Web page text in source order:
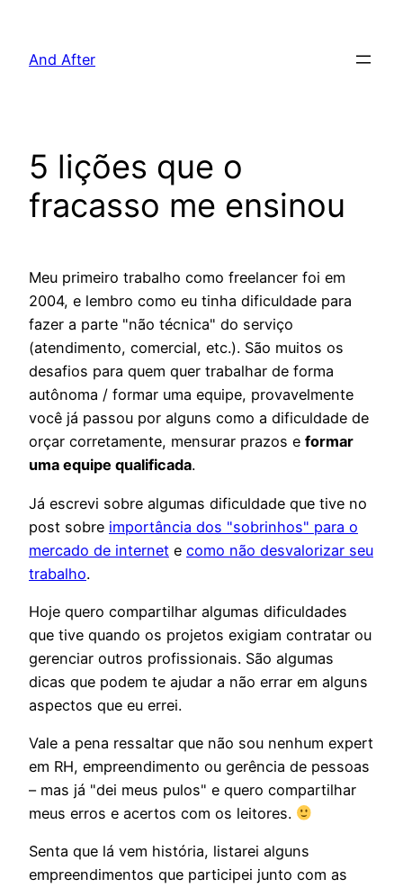
And After
5 lições que o
fracasso me ensinou
Meu primeiro trabalho como freelancer foi em
2004, e lembro como eu tinha dificuldade para
fazer a parte "não técnica" do serviço
(atendimento, comercial, etc.). São muitos os
desafios para quem quer trabalhar de forma
autônoma / formar uma equipe, provavelmente
você já passou por alguns como a dificuldade de
orçar corretamente, mensurar prazos e formar
uma equipe qualificada.
Já escrevi sobre algumas dificuldade que tive no
post sobre importância dos "sobrinhos" para o
mercado de internet e como não desvalorizar seu
trabalho.
Hoje quero compartilhar algumas dificuldades
que tive quando os projetos exigiam contratar ou
gerenciar outros profissionais. São algumas
dicas que podem te ajudar a não errar em alguns
aspectos que eu errei.
Vale a pena ressaltar que não sou nenhum expert
em RH, empreendimento ou gerência de pessoas
– mas já "dei meus pulos" e quero compartilhar
meus erros e acertos com os leitores.
Senta que lá vem história, listarei alguns
empreendimentos que participei junto com as